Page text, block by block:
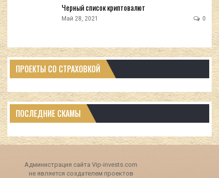
Черный список криптовалют
Май 28, 2021 0
ПРОЕКТЫ СО СТРАХОВКОЙ
ПОСЛЕДНИЕ СКАМЫ
Администрация сайта Vip-invests.com
не является создателем проектов